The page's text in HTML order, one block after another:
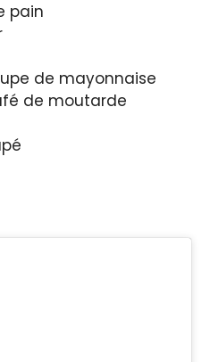
pain
de mayonnaise
de moutarde